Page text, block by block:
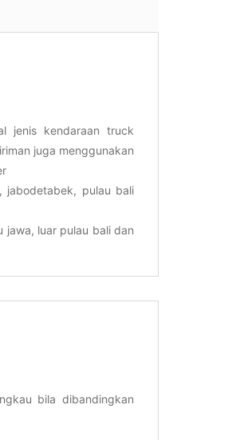
jenis kendaraan truck
juga menggunakan
jabodetabek, pulau bali
jawa, luar pulau bali dan
bila dibandingkan